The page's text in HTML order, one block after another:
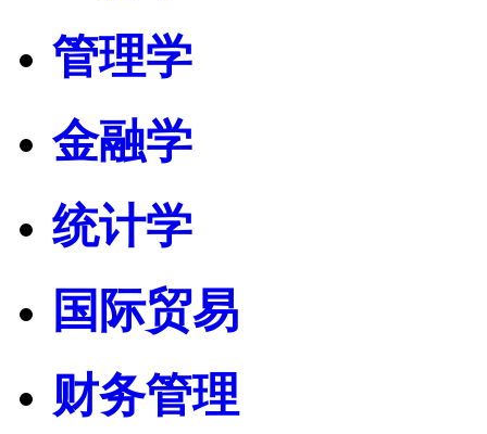
管理学
金融学
统计学
国际贸易
财务管理